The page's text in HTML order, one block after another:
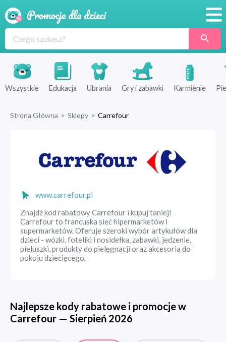
Produkty
Sklepy
Wszystkie Edukacja Ubrania Gry i zabawki Karmienie
Strona Główna > Sklepy > Carrefour
www.carrefour.pl
Znajdź kod rabatowy Carrefour i kupuj taniej!
Carrefour to francuska sieć hipermarketów i
supermarketów. Oferuje szeroki wybór artykułów dla
dzieci - wózki, foteliki i nosidełka, zabawki, jedzenie,
pieluszki, produkty do pielęgnacji oraz akcesoria do
pokoju dziecięcego.
Najlepsze kody rabatowe i promocje w
Carrefour — Sierpień 2026